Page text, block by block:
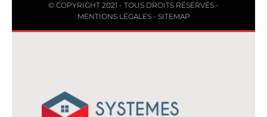
© COPYRIGHT 2021 - TOUS DROITS RÉSERVÉS -
MENTIONS LÉGALES- SITEMAP